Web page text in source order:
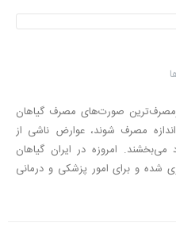
صورت‌های مصرف گیاهان
مصرف شوند، عوارض ناشی از
امروزه در ایران گیاهان
شده و برای امور پزشکی و درمانی